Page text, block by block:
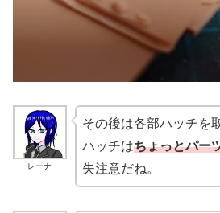
レーナ
その後は各部ハッチを
ハッチはちょっとパー
失注意だね。